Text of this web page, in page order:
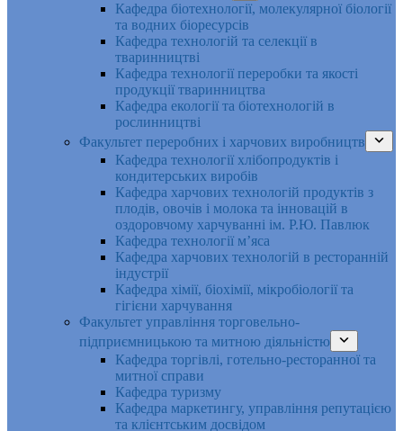
Кафедра біотехнології, молекулярної біології
та водних біоресурсів
Кафедра технологій та селекції в
тваринництві
Кафедра технології переробки та якості
продукції тваринництва
Кафедра екології та біотехнологій в
рослинництві
Факультет переробних і харчових виробництв
Кафедра технології хлібопродуктів і
кондитерських виробів
Кафедра харчових технологій продуктів з
плодів, овочів і молока та інновацій в
оздоровчому харчуванні ім. Р.Ю. Павлюк
Кафедра технології м’яса
Кафедра харчових технологій в ресторанній
індустрії
Кафедра хімії, біохімії, мікробіології та
гігієни харчування
Факультет управління торговельно-
підприємницькою та митною діяльністю
Кафедра торгівлі, готельно-ресторанної та
митної справи
Кафедра туризму
Кафедра маркетингу, управління репутацією
та клієнтським досвідом